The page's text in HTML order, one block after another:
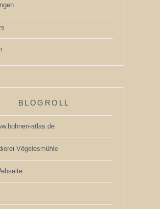
BLOGROLL
atlas.de
Vögelesmühle